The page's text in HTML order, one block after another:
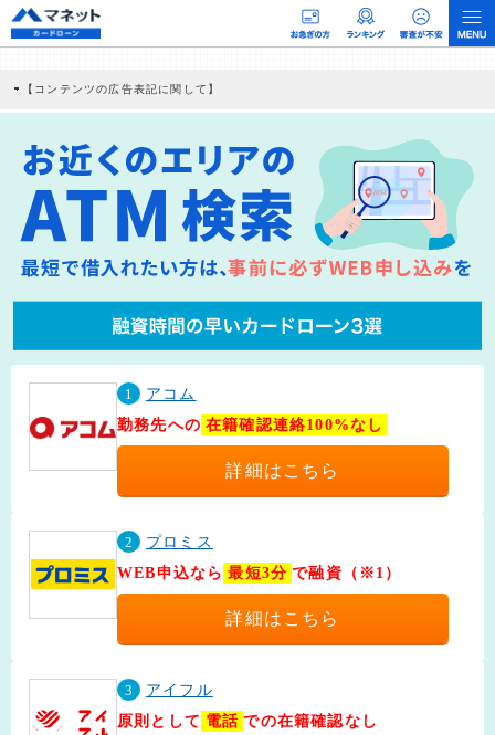
【コンテンツの広告表記に関して】
社に対して企業から紹介報酬が支払われるという収益モデルです。 ただし、特定の
商品を根拠なくPRするものではなく、当編集部の調査／ユーザーへの口コミ収集な
どに基づき、公平性を担保した情報提供を行っています。
>提携企業一覧
1
アコム
勤務先への 在籍確認連絡100%なし
詳細はこちら
2
プロミス
WEB申込なら 最短3分 で融資（※1）
詳細はこちら
3
アイフル
原則として 電話 での在籍確認なし